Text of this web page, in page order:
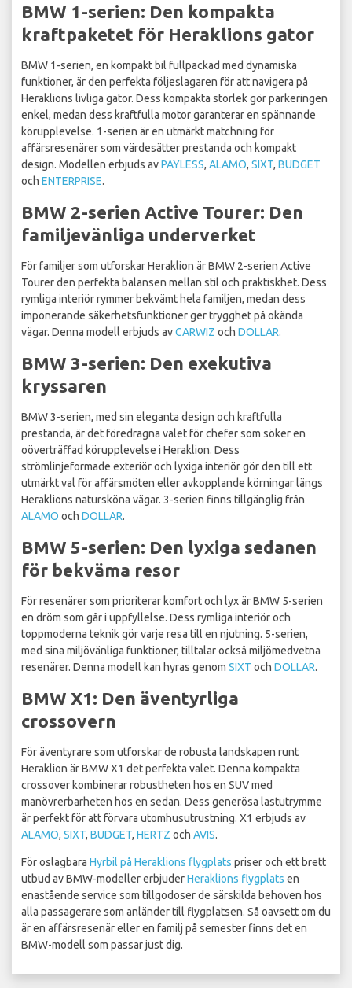
BMW 1-serien: Den kompakta
kraftpaketet för Heraklions gator
BMW 1-serien, en kompakt bil fullpackad med dynamiska
funktioner, är den perfekta följeslagaren för att navigera på
Heraklions livliga gator. Dess kompakta storlek gör parkeringen
enkel, medan dess kraftfulla motor garanterar en spännande
körupplevelse. 1-serien är en utmärkt matchning för
affärsresenärer som värdesätter prestanda och kompakt
design. Modellen erbjuds avPAYLESS, ALAMO, SIXT, BUDGET
och ENTERPRISE.
BMW 2-serien Active Tourer: Den
familjevänliga underverket
För familjer som utforskar Heraklion är BMW 2-serien Active
Tourer den perfekta balansen mellan stil och praktiskhet. Dess
rymliga interiör rymmer bekvämt hela familjen, medan dess
imponerande säkerhetsfunktioner ger trygghet på okända
vägar. Denna modell erbjuds avCARWIZ och DOLLAR.
BMW 3-serien: Den exekutiva
kryssaren
BMW 3-serien, med sin eleganta design och kraftfulla
prestanda, är det föredragna valet för chefer som söker en
oöverträffad körupplevelse i Heraklion. Dess
strömlinjeformade exteriör och lyxiga interiör gör den till ett
utmärkt val för affärsmöten eller avkopplande körningar längs
Heraklions natursköna vägar. 3-serien finns tillgänglig från
ALAMO och DOLLAR.
BMW 5-serien: Den lyxiga sedanen
för bekväma resor
För resenärer som prioriterar komfort och lyx är BMW 5-serien
en dröm som går i uppfyllelse. Dess rymliga interiör och
toppmoderna teknik gör varje resa till en njutning. 5-serien,
med sina miljövänliga funktioner, tilltalar också miljömedvetna
resenärer. Denna modell kan hyras genom SIXT och DOLLAR.
BMW X1: Den äventyrliga
crossovern
För äventyrare som utforskar de robusta landskapen runt
Heraklion är BMW X1 det perfekta valet. Denna kompakta
crossover kombinerar robustheten hos en SUV med
manövrerbarheten hos en sedan. Dess generösa lastutrymme
är perfekt för att förvara utomhusutrustning. X1 erbjuds av
ALAMO, SIXT, BUDGET, HERTZ och AVIS.
För oslagbara Hyrbil på Heraklions flygplats priser och ett brett
utbud av BMW-modeller erbjuderHeraklions flygplats en
enastående service som tillgodoser de särskilda behoven hos
alla passagerare som anländer till flygplatsen. Så oavsett om du
är en affärsresenär eller en familj på semester finns det en
BMW-modell som passar just dig.